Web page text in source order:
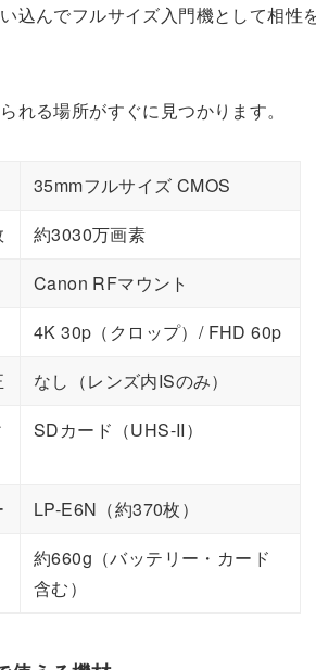
込んでフルサイズ入門機として相性
れる場所がすぐに見つかります。
35mmフルサイズ CMOS
約3030万画素
Canon RFマウント
4K 30p（クロップ）/ FHD 60p
なし（レンズ内ISのみ）
SDカード（UHS-II）
LP-E6N（約370枚）
約660g（バッテリー・カード
含む）